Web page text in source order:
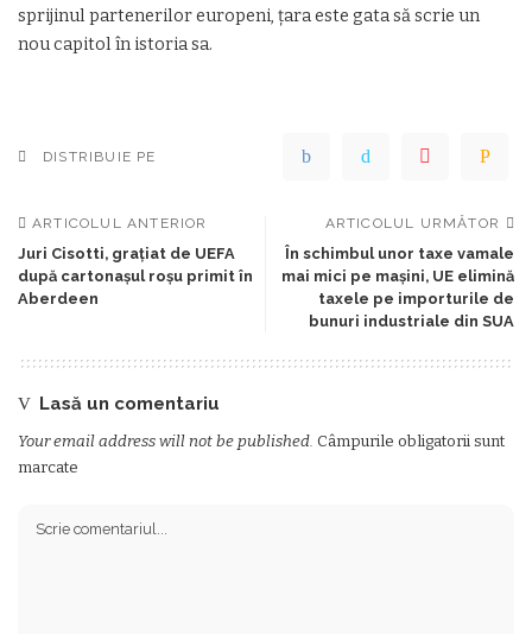
sprijinul partenerilor europeni, țara este gata să scrie un
nou capitol în istoria sa.
DISTRIBUIE PE
ARTICOLUL ANTERIOR
Juri Cisotti, grațiat de UEFA
după cartonașul roșu primit în
Aberdeen
ARTICOLUL URMĂTOR
În schimbul unor taxe vamale
mai mici pe mașini, UE elimină
taxele pe importurile de
bunuri industriale din SUA
Lasă un comentariu
Your email address will not be published. Câmpurile obligatorii sunt
marcate